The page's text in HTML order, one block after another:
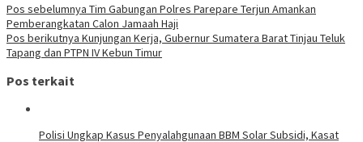
Pos sebelumnya Tim Gabungan Polres Parepare Terjun Amankan
Pemberangkatan Calon Jamaah Haji
Pos berikutnya Kunjungan Kerja, Gubernur Sumatera Barat Tinjau Teluk
Tapang dan PTPN IV Kebun Timur
Pos terkait
Polisi Ungkap Kasus Penyalahgunaan BBM Solar Subsidi, Kasat